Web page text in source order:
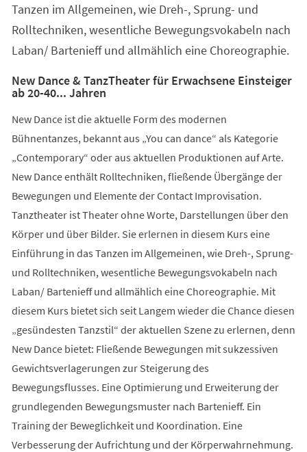
Tanzen im Allgemeinen, wie Dreh-, Sprung- und
Rolltechniken, wesentliche Bewegungsvokabeln nach
Laban/ Bartenieff und allmählich eine Choreographie.
New Dance & TanzTheater für Erwachsene Einsteiger
ab 20-40... Jahren
New Dance ist die aktuelle Form des modernen
Bühnentanzes, bekannt aus „You can dance“ als Kategorie
„Contemporary“ oder aus aktuellen Produktionen auf Arte.
New Dance enthält Rolltechniken, fließende Übergänge der
Bewegungen und Elemente der Contact Improvisation.
Tanztheater ist Theater ohne Worte, Darstellungen über den
Körper und über Bilder. Sie erlernen in diesem Kurs eine
Einführung in das Tanzen im Allgemeinen, wie Dreh-, Sprung-
und Rolltechniken, wesentliche Bewegungsvokabeln nach
Laban/ Bartenieff und allmählich eine Choreographie. Mit
diesem Kurs bietet sich seit Langem wieder die Chance diesen
„gesündesten Tanzstil“ der aktuellen Szene zu erlernen, denn
New Dance bietet: Fließende Bewegungen mit sukzessiven
Gewichtsverlagerungen zur Steigerung des
Bewegungsflusses. Eine Optimierung und Erweiterung der
grundlegenden Bewegungsmuster nach Bartenieff. Ein
Training der Beweglichkeit und Koordination. Eine
Verbesserung der Aufrichtung und der Körperwahrnehmung.